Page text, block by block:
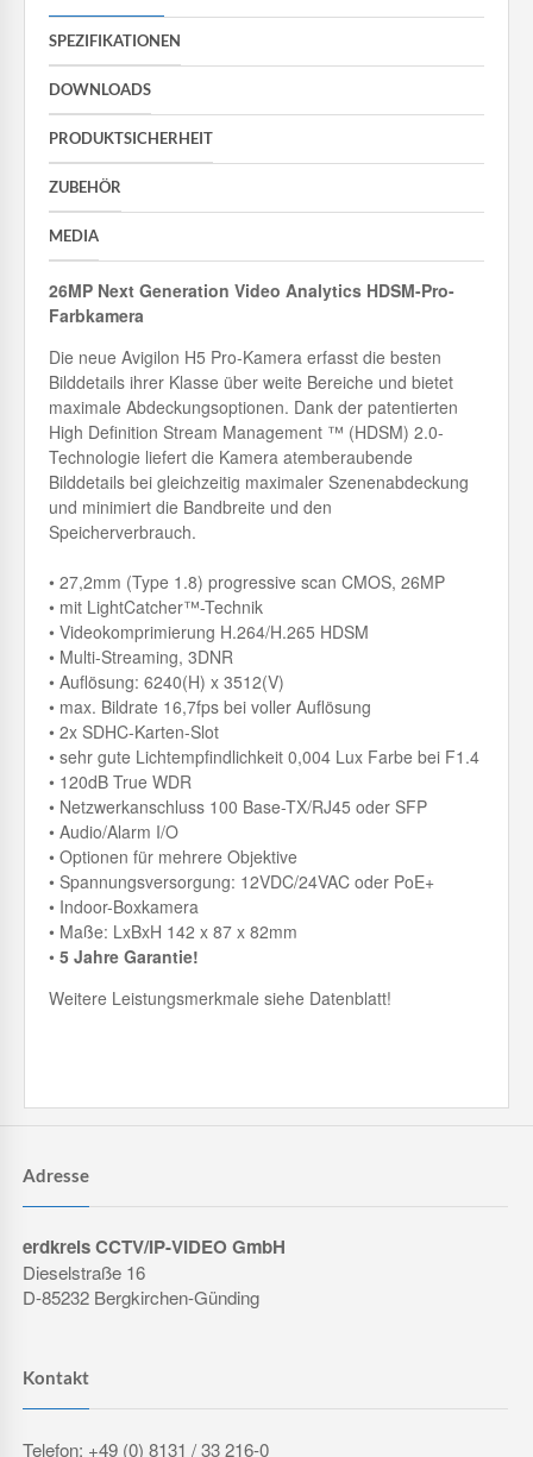
SPEZIFIKATIONEN
DOWNLOADS
PRODUKTSICHERHEIT
ZUBEHÖR
MEDIA
26MP Next Generation Video Analytics HDSM-Pro-
Farbkamera
Die neue Avigilon H5 Pro-Kamera erfasst die besten
Bilddetails ihrer Klasse über weite Bereiche und bietet
maximale Abdeckungsoptionen. Dank der patentierten
High Definition Stream Management ™ (HDSM) 2.0-
Technologie liefert die Kamera atemberaubende
Bilddetails bei gleichzeitig maximaler Szenenabdeckung
und minimiert die Bandbreite und den
Speicherverbrauch.
• 27,2mm (Type 1.8) progressive scan CMOS, 26MP
• mit LightCatcher™-Technik
• Videokomprimierung H.264/H.265 HDSM
• Multi-Streaming, 3DNR
• Auflösung: 6240(H) x 3512(V)
• max. Bildrate 16,7fps bei voller Auflösung
• 2x SDHC-Karten-Slot
• sehr gute Lichtempfindlichkeit 0,004 Lux Farbe bei F1.4
• 120dB True WDR
• Netzwerkanschluss 100 Base-TX/RJ45 oder SFP
• Audio/Alarm I/O
• Optionen für mehrere Objektive
• Spannungsversorgung: 12VDC/24VAC oder PoE+
• Indoor-Boxkamera
• Maße: LxBxH 142 x 87 x 82mm
• 5 Jahre Garantie!
Weitere Leistungsmerkmale siehe Datenblatt!
Adresse
erdkreis CCTV/IP-VIDEO GmbH
Dieselstraße 16
D-85232 Bergkirchen-Günding
Kontakt
Telefon: +49 (0) 8131 / 33 216-0